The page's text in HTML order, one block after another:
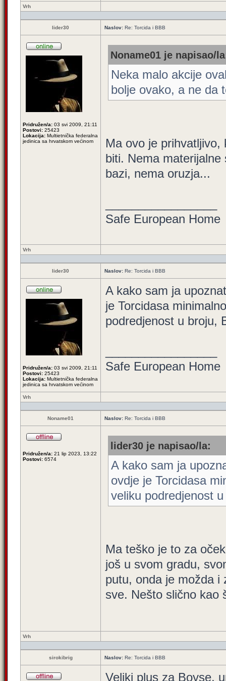
Vrh
lider30 Naslov: Re: Torcida i BBB
Pridružen/a: 03 svi 2009, 21:11
Postovi: 25423
Lokacija: Multietnička federalna
jedinica sa hrvatskom većinom
Noname01 je napisao/
Neka malo akcije
bolje ovako, a ne da
Ma ovo je prihvatljivo,
biti. Nema
bazi, nema oruzja...
Safe European Home
Vrh
lider30 Naslov: Re: Torcida i BBB
Pridružen/a: 03 svi 2009, 21:11
Postovi: 25423
Lokacija: Multietnička federalna
jedinica sa hrvatskom većinom
A kako sam ja
je Torcidasa
podredjenost u broju,
Safe European Home
Vrh
Noname01 Naslov: Re: Torcida i BBB
Pridružen/a: 21 lip 2023, 13:22
Postovi: 6574
lider30 je napisao/la:
A kako sam ja
ovdje je Torcidasa
veliku podredjenost
Ma teško je to za
još u svom gradu,
putu, onda je možda i
sve. Nešto slično kao
Vrh
sirokibrig Naslov: Re: Torcida i BBB
Veliki plus za Boyse,